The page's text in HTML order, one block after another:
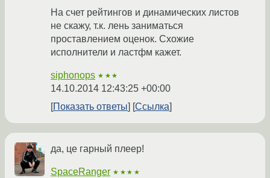
На счет рейтингов и динамических листов
не скажу, т.к. лень заниматься
проставлением оценок. Схожие
исполнители и ластфм кажет.
siphonops ★★★
14.10.2014 12:43:25 +00:00
Показать ответы
Ссылка
да, це гарный плеер!
SpaceRanger ★★★★